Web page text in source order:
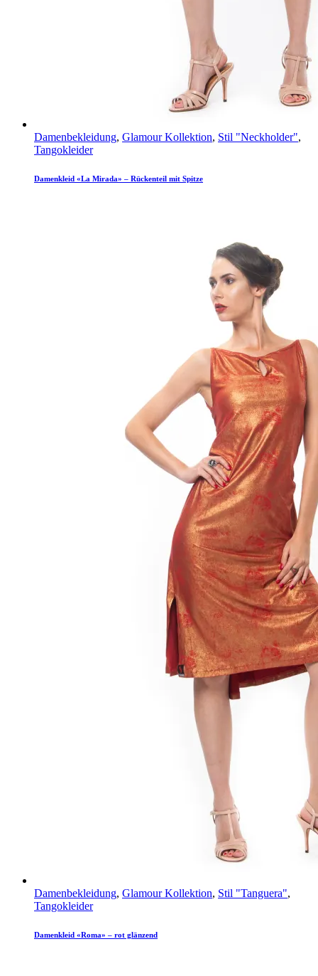
Damenbekleidung, Glamour Kollektion, Stil "Neckholder",
Tangokleider
Damenkleid «La Mirada» – Rückenteil mit Spitze
Damenbekleidung, Glamour Kollektion, Stil "Tanguera",
Tangokleider
Damenkleid «Roma» – rot glänzend